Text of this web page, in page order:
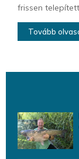
frissen
Tovább